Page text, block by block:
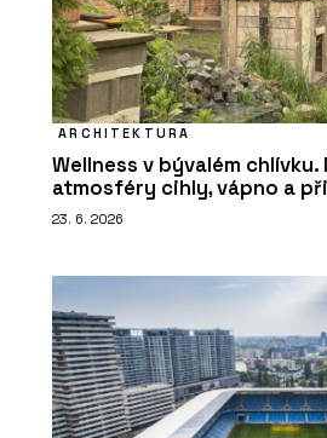
ARCHITEKTURA
Wellness v bývalém
atmosféry cihly, vápno a
23. 6. 2026